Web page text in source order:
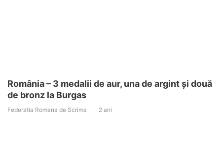
România – 3 medalii de aur, una de argint și două
de bronz la Burgas
Federatia Romana de Scrima 2 ani